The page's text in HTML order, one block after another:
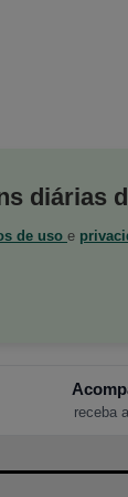
diárias
de uso e
receba